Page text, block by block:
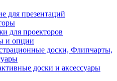
для презентаций
для проекторов
и опции
доски, Флипчарты,
доски и аксессуары